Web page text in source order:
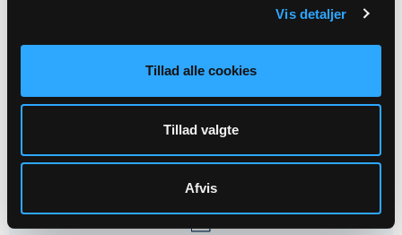
Vis detaljer
Tillad alle cookies
Tillad valgte
Afvis